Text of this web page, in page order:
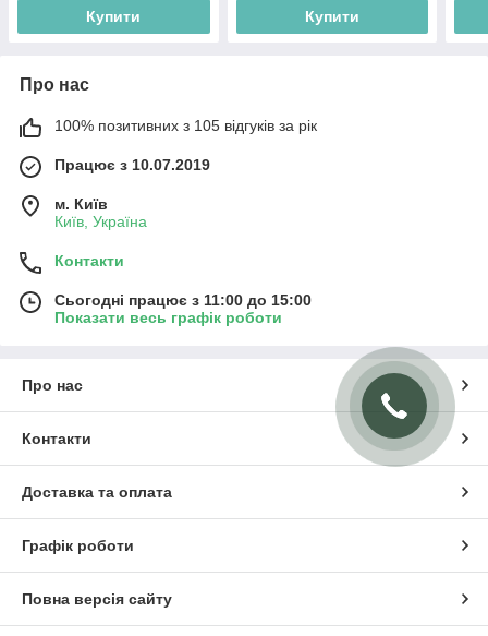
Купити Купити
Про нас
100% позитивних з 105 відгуків за рік
Працює з 10.07.2019
м. Київ
Київ, Україна
Контакти
Сьогодні працює з 11:00 до 15:00
Показати весь графік роботи
Про нас
Контакти
Доставка та оплата
Графік роботи
Повна версія сайту